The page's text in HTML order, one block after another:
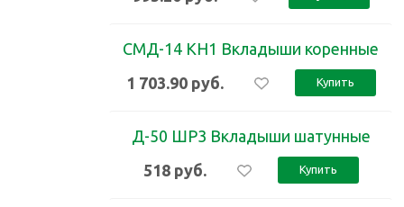
СМД-14 КН1 Вкладыши коренные
1 703.90 руб. Купить
Д-50 ШР3 Вкладыши шатунные
518 руб. Купить